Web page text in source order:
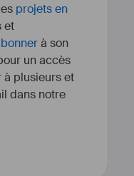
projets en
et
à son
un accès
à plusieurs et
dans notre